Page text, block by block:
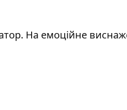
На емоційне